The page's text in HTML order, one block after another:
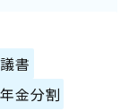
書
年金分割